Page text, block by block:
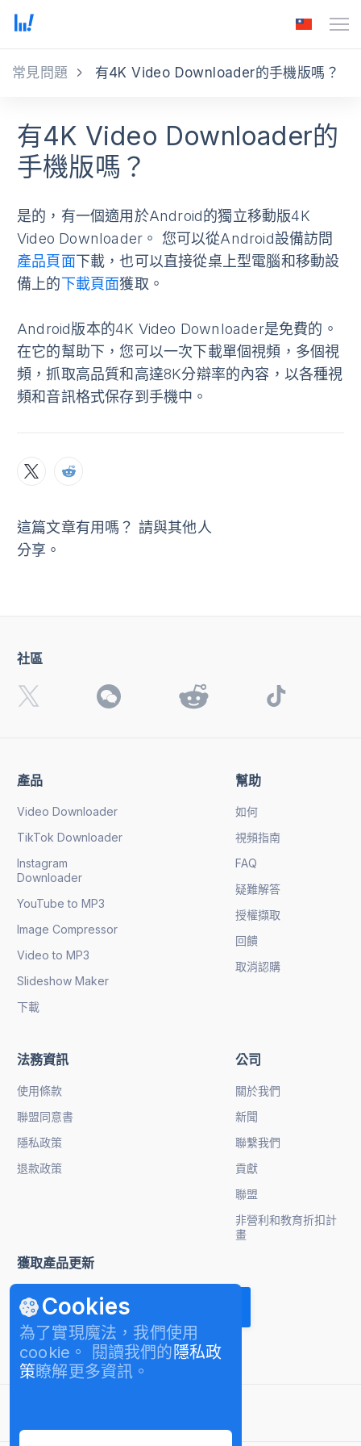
常見問題 有4K Video Downloader的手機版嗎？
有4K Video Downloader的
手機版嗎？
是的，有一個適用於Android的獨立移動版4K
Video Downloader。 您可以從Android設備訪問
產品頁面下載，也可以直接從桌上型電腦和移動設
備上的下載頁面獲取。
Android版本的4K Video Downloader是免費的。
在它的幫助下，您可以一次下載單個視頻，多個視
頻，抓取高品質和高達8K分辯率的內容，以各種視
頻和音訊格式保存到手機中。
這篇文章有用嗎？ 請與其他人
分享。
Cookies
為了實現魔法，我們使用
cookie。 閱讀我們的 隱私政
策瞭解更多資訊。
產品
Video Downloader
TikTok Downloader
Instagram
Downloader
YouTube to MP3
Image Compressor
Video to MP3
Slideshow Maker
下載
幫助
如何
視頻指南
FAQ
疑難解答
授權擷取
回饋
取消認購
法務資訊
使用條款
聯盟同意書
隱私政策
退款政策
公司
關於我們
新聞
聯繫我們
貢獻
聯盟
非營利和教育折扣計
畫
獲取產品更新
社區